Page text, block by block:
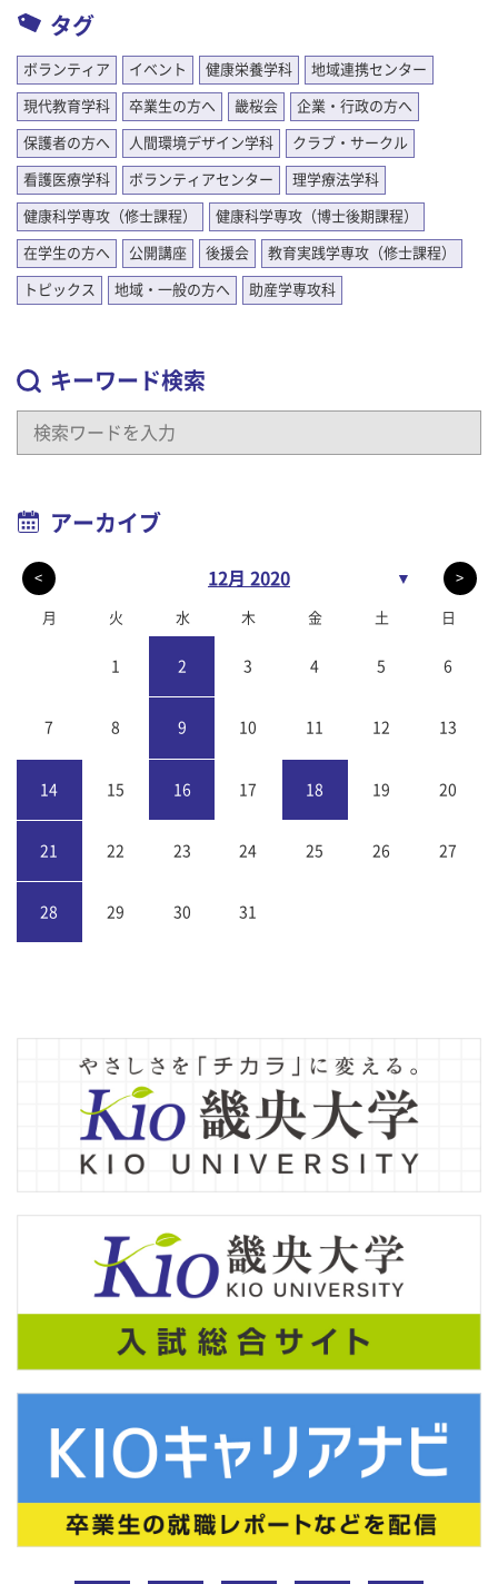
タグ
ボランティア イベント 健康栄養学科 地域連携センター
現代教育学科 卒業生の方へ 畿桜会 企業・行政の方へ
保護者の方へ 人間環境デザイン学科 クラブ・サークル
看護医療学科 ボランティアセンター 理学療法学科
健康科学専攻（修士課程） 健康科学専攻（博士後期課程）
在学生の方へ 公開講座 後援会 教育実践学専攻（修士課程）
トピックス 地域・一般の方へ 助産学専攻科
キーワード検索
アーカイブ
< 12月 2020 ▼ >
月 火 水 木 金 土 日
1 2 3 4 5 6
7 8 9 10 11 12 13
14 15 16 17 18 19 20
21 22 23 24 25 26 27
28 29 30 31